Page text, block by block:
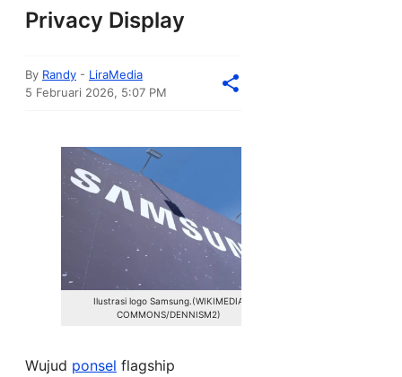
Privacy Display
By Randy - LiraMedia
5 Februari 2026, 5:07 PM
Ilustrasi logo Samsung.(WIKIMEDIA
COMMONS/DENNISM2)
Wujud ponsel flagship